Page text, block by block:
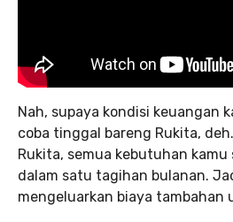
Nah, supaya kondisi keuangan
coba tinggal bareng Rukita,
Rukita, semua kebutuhan
dalam satu tagihan bulanan.
mengeluarkan biaya tambahan